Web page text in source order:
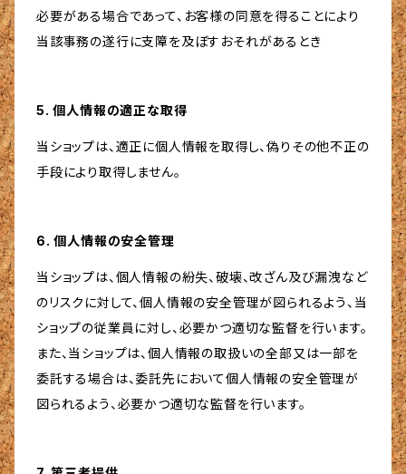
必要がある場合であって、お客様の同意を得ることにより
当該事務の遂行に支障を及ぼすおそれがあるとき
5. 個人情報の適正な取得
当ショップは、適正に個人情報を取得し、偽りその他不正の
手段により取得しません。
6. 個人情報の安全管理
当ショップは、個人情報の紛失、破壊、改ざん及び漏洩など
のリスクに対して、個人情報の安全管理が図られるよう、当
ショップの従業員に対し、必要かつ適切な監督を行います。
また、当ショップは、個人情報の取扱いの全部又は一部を
委託する場合は、委託先において個人情報の安全管理が
図られるよう、必要かつ適切な監督を行います。